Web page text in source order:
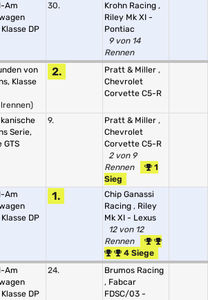
Am
DP
30. Krohn Racing ,
Riley Mk XI -
Pontiac
9 von 14
Rennen
von
Klasse
2. Pratt & Miller ,
Chevrolet
Corvette C5-R
Serie,
GTS
9. Pratt & Miller ,
Chevrolet
Corvette C5-R
2 von 9
Rennen
1
Sieg
Am
DP
1.
Chip Ganassi
Racing , Riley
Mk XI - Lexus
12 von 12
Rennen
4 Siege
Am
DP
24.
Brumos Racing
, Fabcar
FDSC/03 -